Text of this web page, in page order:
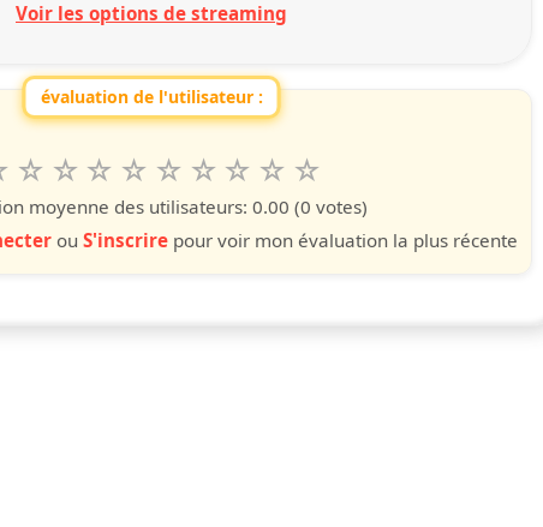
Voir les options de streaming
évaluation de l'utilisateur :
questo spettacolo da 1 a 10 étoiles
10
étoiles
9
étoiles
8
étoiles
7
étoiles
6
étoiles
5
étoiles
4
étoiles
3
moyenne des utilisateurs: 0.00 (0 votes)
ou S'inscrirepour voir mon évaluation la plus récente